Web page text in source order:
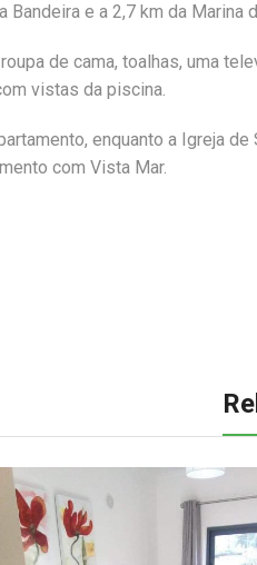
e a 2,7 km da Marina
de cama, toalhas, uma
vistas da piscina.
enquanto a Igreja
com Vista Mar.